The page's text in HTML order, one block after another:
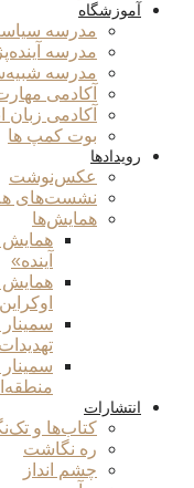
آموزشگاه
مدرسه
مدرسه
مدرسه
آکادمی
آکادمی زبان
بوت کمپ ها
رویدادها
عکس‌نوشت
نشست‌های
همایش‌ها
همایش
آینده»
همایش
سمینار
انتشارات
کتاب‌ها و
ره نگاشت
چشم انداز